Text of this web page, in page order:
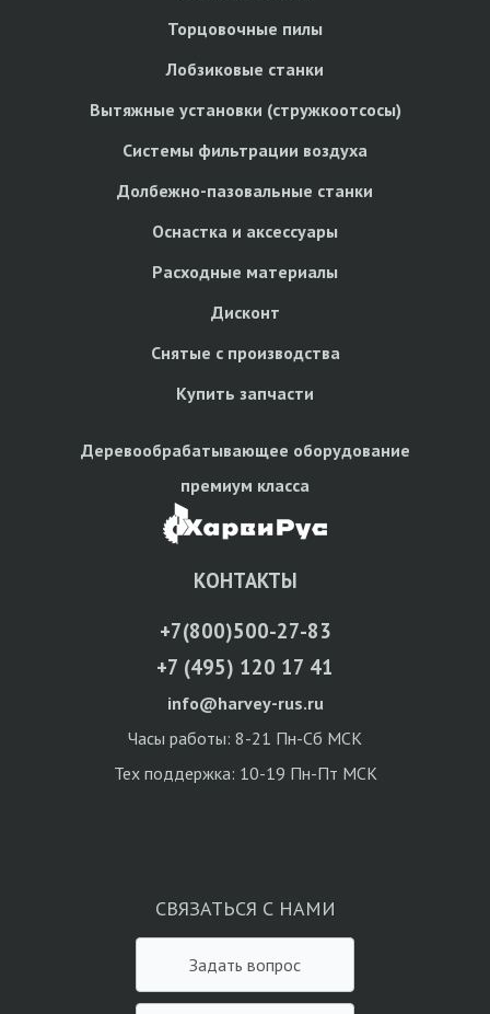
Торцовочные пилы
Лобзиковые станки
Вытяжные установки (стружкоотсосы)
Системы фильтрации воздуха
Долбежно-пазовальные станки
Оснастка и аксессуары
Расходные материалы
Дисконт
Снятые с производства
Купить запчасти
Деревообрабатывающее оборудование
премиум класса
КОНТАКТЫ
+7(800)500-27-83
+7 (495) 120 17 41
info@harvey-rus.ru
Часы работы: 8-21 Пн-Сб МСК
Тех поддержка: 10-19 Пн-Пт МСК
СВЯЗАТЬСЯ С НАМИ
Задать вопрос